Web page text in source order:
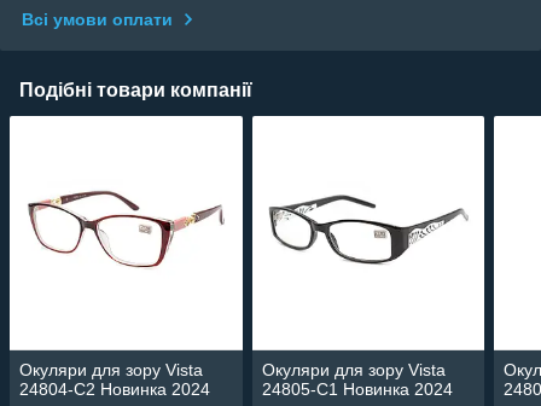
Всі умови оплати
Подібні товари компанії
Окуляри для зору Vista
24804-C2 Новинка 2024
Окуляри для зору Vista
24805-C1 Новинка 2024